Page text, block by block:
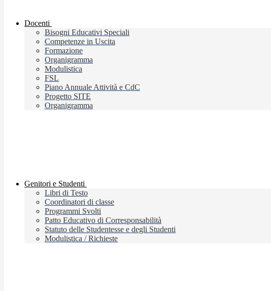
Docenti
Bisogni Educativi Speciali
Competenze in Uscita
Formazione
Organigramma
Modulistica
FSL
Piano Annuale Attività e CdC
Progetto SITE
Organigramma
Genitori e Studenti
Libri di Testo
Coordinatori di classe
Programmi Svolti
Patto Educativo di Corresponsabilità
Statuto delle Studentesse e degli Studenti
Modulistica / Richieste